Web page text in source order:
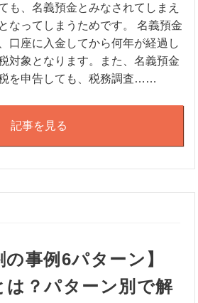
も、名義預金とみなされてしまえ
なってしまうためです。 名義預金
口座に入金してから何年が経過し
対象となります。また、名義預金
を申告しても、税務調査……
記事を見る
の事例6パターン】
は？パターン別で解